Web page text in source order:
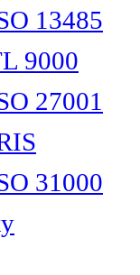
13485
9000
27001
31000